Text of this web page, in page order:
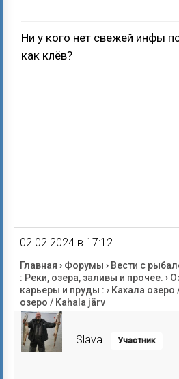
Ни у кого нет свежей инфы
как клёв?
02.02.2024 в 17:12
Главная › Форумы › Вести с
: Реки, озера, заливы и прочее. ›
карьеры и пруды : › Кахала озеро
озеро / Kahala järv
Slava Участник